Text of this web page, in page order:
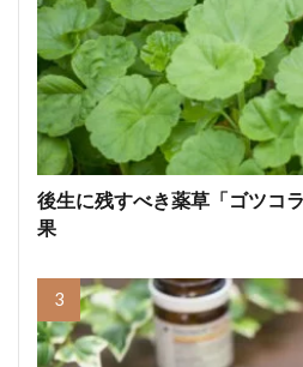
後生に残すべき薬草「ゴツコ
果